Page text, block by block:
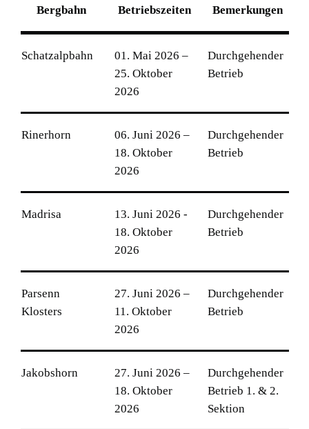
Bergbahn Betriebszeiten Bemerkungen
Schatzalpbahn
01. Mai 2026 –
25. Oktober
2026
Durchgehender
Betrieb
Rinerhorn
06. Juni 2026 –
18. Oktober
2026
Durchgehender
Betrieb
Madrisa
13. Juni 2026 -
18. Oktober
2026
Durchgehender
Betrieb
Parsenn
Klosters
27. Juni 2026 –
11. Oktober
2026
Durchgehender
Betrieb
Jakobshorn
27. Juni 2026 –
18. Oktober
2026
Durchgehender
Betrieb 1. & 2.
Sektion